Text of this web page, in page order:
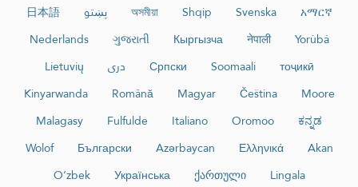
日本語
پښتو অসমীয়া Shqip Svenska
አማርኛ
Nederlands
ગુજરાતી Кыргызча नेपाली
Yorùbá
Lietuvių
دری Српски Soomaali
тоҷикӣ
Kinyarwanda
Română Magyar Čeština
Moore
Malagasy
Fulfulde Italiano Oromoo
ಕನ್ನಡ
Wolof
Български Azərbaycan Ελληνικά
Akan
O‘zbek
Українська ქართული
Lingala